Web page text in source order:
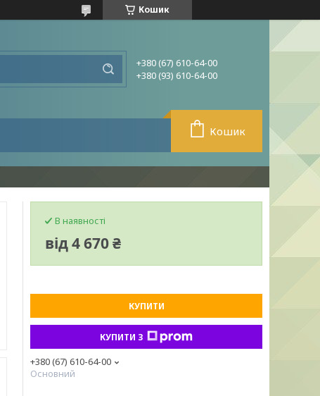
Кошик
+380 (67) 610-64-00
+380 (93) 610-64-00
Кошик
В наявності
від4 670 ₴
КУПИТИ
КУПИТИ З
+380 (67) 610-64-00
Основний